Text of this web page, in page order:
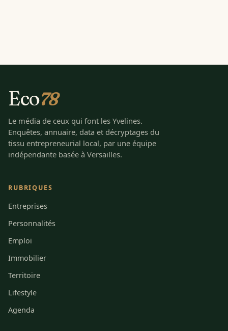
Eco78
Le média de ceux qui font les Yvelines.
Enquêtes, annuaire, data et décryptages du
tissu entrepreneurial local, par une équipe
indépendante basée à Versailles.
RUBRIQUES
Entreprises
Personnalités
Emploi
Immobilier
Territoire
Lifestyle
Agenda